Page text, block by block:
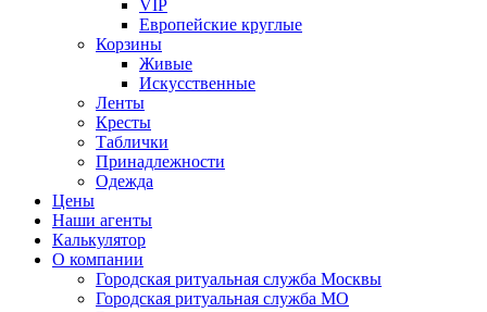
VIP
Европейские круглые
Корзины
Живые
Искусственные
Ленты
Кресты
Таблички
Принадлежности
Одежда
Цены
Наши агенты
Калькулятор
О компании
Городская ритуальная служба Москвы
Городская ритуальная служба МО